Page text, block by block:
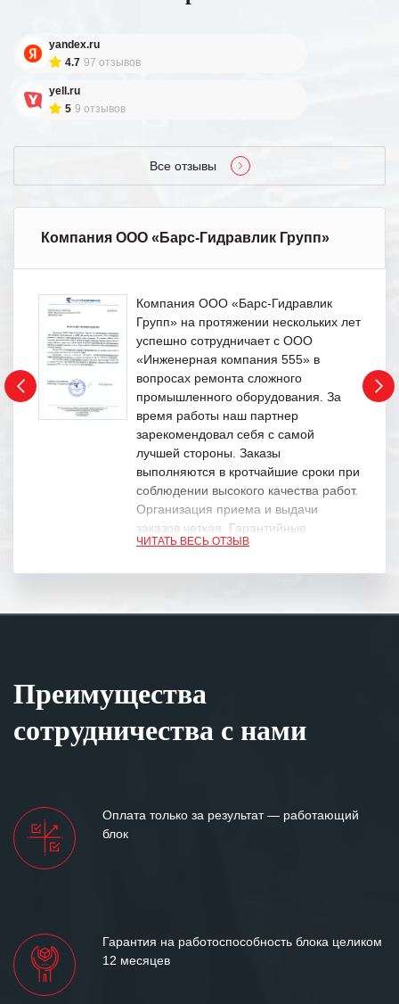
yandex.ru
4.7 97 отзывов
yell.ru
5 9 отзывов
Все отзывы
Компания ООО «Барс-Гидравлик Групп»
Компания ООО «Барс-Гидравлик
Групп» на протяжении нескольких лет
успешно сотрудничает с ООО
«Инженерная компания 555» в
вопросах ремонта сложного
промышленного оборудования. За
время работы наш партнер
зарекомендовал себя с самой
лучшей стороны. Заказы
выполняются в кротчайшие сроки при
соблюдении высокого качества работ.
Организация приема и выдачи
заказов четкая. Гарантийные
обязательства выполняются в
Особенно хочется отметить высокую
клиентоориентированность
персонала Вашей компании,
между нашими компаниями открытые
ЧИТАТЬ ВЕСЬ ОТЗЫВ
Преимущества
сотрудничества с нами
Оплата только за результат — работающий
блок
Гарантия на работоспособность блока целиком
12 месяцев